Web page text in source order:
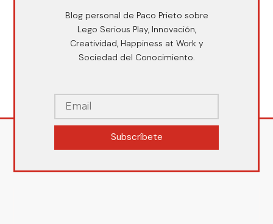
Blog personal de Paco Prieto sobre
Lego Serious Play, Innovación,
Creatividad, Happiness at Work y
Sociedad del Conocimiento.
Subscríbete